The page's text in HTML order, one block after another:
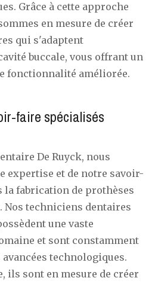
Grâce à cette approche
en mesure de créer
qui s'adaptent
buccale, vous offrant un
fonctionnalité améliorée.
faire spécialisés
De Ruyck, nous
expertise et de notre savoir-
la fabrication de prothèses
Nos techniciens dentaires
une vaste
et sont constamment
technologiques.
ils sont en mesure de créer